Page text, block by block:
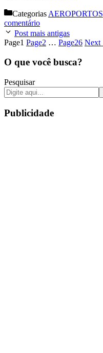
Categorias AEROPORTOS
comentário
Post mais antigas
Page1 Page2 … Page26 Next
O que você busca?
Pesquisar
Publicidade